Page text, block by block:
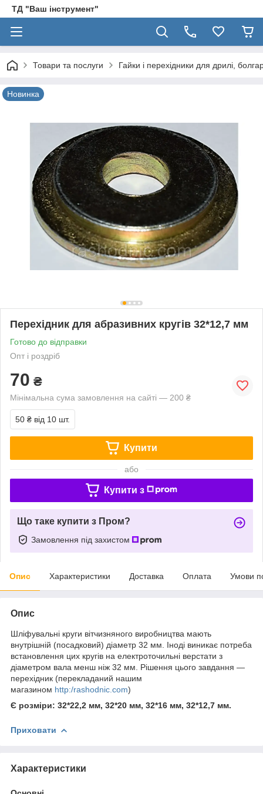
ТД "Ваш інструмент"
Товари та послуги Гайки і перехідники для дрилі,
Новинка
Перехідник для абразивних кругів 32*12,7 мм
Готово до відправки
Опт і роздріб
70 ₴
Мінімальна сума замовлення на сайті — 200 ₴
50 ₴ від 10 шт.
Купити
або
Купити з
Що таке купити з Пром?
Замовлення під захистом
Опис Характеристики Доставка Оплата Умови
Опис
Шліфувальні круги вітчизняного виробництва мають
внутрішній (посадковий) діаметр 32 мм. Іноді виникає потреба
встановлення цих кругів на електроточильні верстати з
діаметром вала менш ніж 32 мм. Рішення цього завдання —
перехідник (перекладаний нашим
магазином http:/rashodnic.com)
Є розміри: 32*22,2 мм, 32*20 мм, 32*16 мм, 32*12,7 мм.
Приховати
Характеристики